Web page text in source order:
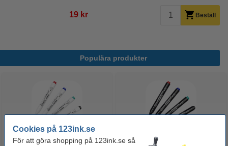
Cookies på 123ink.se
För att göra shopping på 123ink.se så
19 kr Beställ
Populära produkter